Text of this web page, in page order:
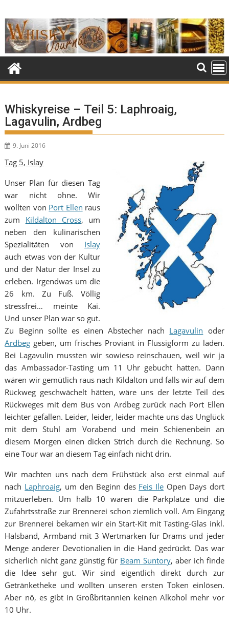
to
content
Whiskyreise – Teil 5: Laphroaig,
Lagavulin, Ardbeg
9. Juni 2016
Tag 5, Islay
Unser Plan für diesen Tag
war nicht ohne. Wir
wollten von Port Ellen raus
zum Kildalton Cross, um
neben den kulinarischen
Spezialitäten von Islay
auch etwas von der Kultur
und der Natur der Insel zu
erleben. Irgendwas um die
26 km. Zu Fuß. Völlig
stressfrei… meinte Kai.
Und unser Plan war so gut.
Zu Beginn sollte es einen Abstecher nach Lagavulin oder
Ardbeg geben, um frisches Proviant in Flüssigform zu laden.
Bei Lagavulin mussten wir sowieso reinschauen, weil wir ja
das Ambassador-Tasting um 11 Uhr gebucht hatten. Dann
wären wir gemütlich raus nach Kildalton und falls wir auf dem
Rückweg geschwächelt hätten, wäre uns der letzte Teil des
Rückweges mit dem Bus von Ardbeg zurück nach Port Ellen
leichter gefallen. Leider, leider, leider machte uns das Unglück
mit dem Stuhl am Vorabend und mein Schienenbein an
diesem Morgen einen dicken Strich durch die Rechnung. So
eine Tour war an diesem Tag einfach nicht drin.
Wir machten uns nach dem Frühstück also erst einmal auf
nach Laphroaig, um den Beginn des Feis Ile Open Days dort
mitzuerleben. Um halb 10 waren die Parkplätze und die
Zufahrtsstraße zur Brennerei schon ziemlich voll. Am Eingang
zur Brennerei bekamen wir ein Start-Kit mit Tasting-Glas inkl.
Halsband, Armband mit 3 Wertmarken für Drams und jeder
Menge anderer Devotionalien in die Hand gedrückt. Das war
sicherlich nicht ganz günstig für Beam Suntory, aber ich finde
die Idee sehr gut. Wir sind eigentlich direkt durch zur
Getränketheke und wollten unseren ersten Token einlösen.
Aber nö, es gibt in Großbritannien keinen Alkohol mehr vor
10 Uhr.